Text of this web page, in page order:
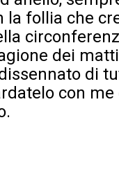
la follia che
dei
di
con me